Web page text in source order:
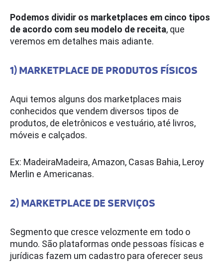
Podemos dividir os marketplaces em cinco tipos
de acordo com seu modelo de receita, que
veremos em detalhes mais adiante.
1) MARKETPLACE DE PRODUTOS FÍSICOS
Aqui temos alguns dos marketplaces mais
conhecidos que vendem diversos tipos de
produtos, de eletrônicos e vestuário, até livros,
móveis e calçados.
Ex: MadeiraMadeira, Amazon, Casas Bahia, Leroy
Merlin e Americanas.
2) MARKETPLACE DE SERVIÇOS
Segmento que cresce velozmente em todo o
mundo. São plataformas onde pessoas físicas e
jurídicas fazem um cadastro para oferecer seus